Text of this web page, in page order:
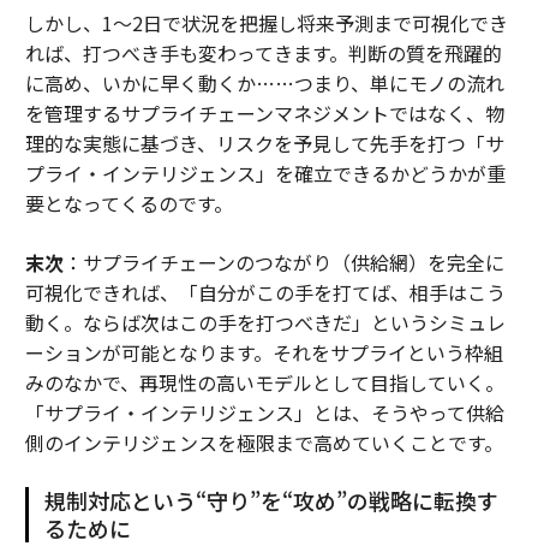
しかし、1〜2日で状況を把握し将来予測まで可視化でき
れば、打つべき手も変わってきます。判断の質を飛躍的
に高め、いかに早く動くか……つまり、単にモノの流れ
を管理するサプライチェーンマネジメントではなく、物
理的な実態に基づき、リスクを予見して先手を打つ「サ
プライ・インテリジェンス」を確立できるかどうかが重
要となってくるのです。
末次：サプライチェーンのつながり（供給網）を完全に
可視化できれば、「自分がこの手を打てば、相手はこう
動く。ならば次はこの手を打つべきだ」というシミュレ
ーションが可能となります。それをサプライという枠組
みのなかで、再現性の高いモデルとして目指していく。
「サプライ・インテリジェンス」とは、そうやって供給
側のインテリジェンスを極限まで高めていくことです。
規制対応という“守り”を“攻め”の戦略に転換す
るために